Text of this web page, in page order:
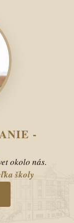
-
okolo nás.
školy